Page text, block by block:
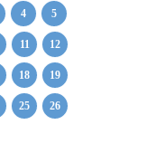
4 5
11 12
18 19
25 26